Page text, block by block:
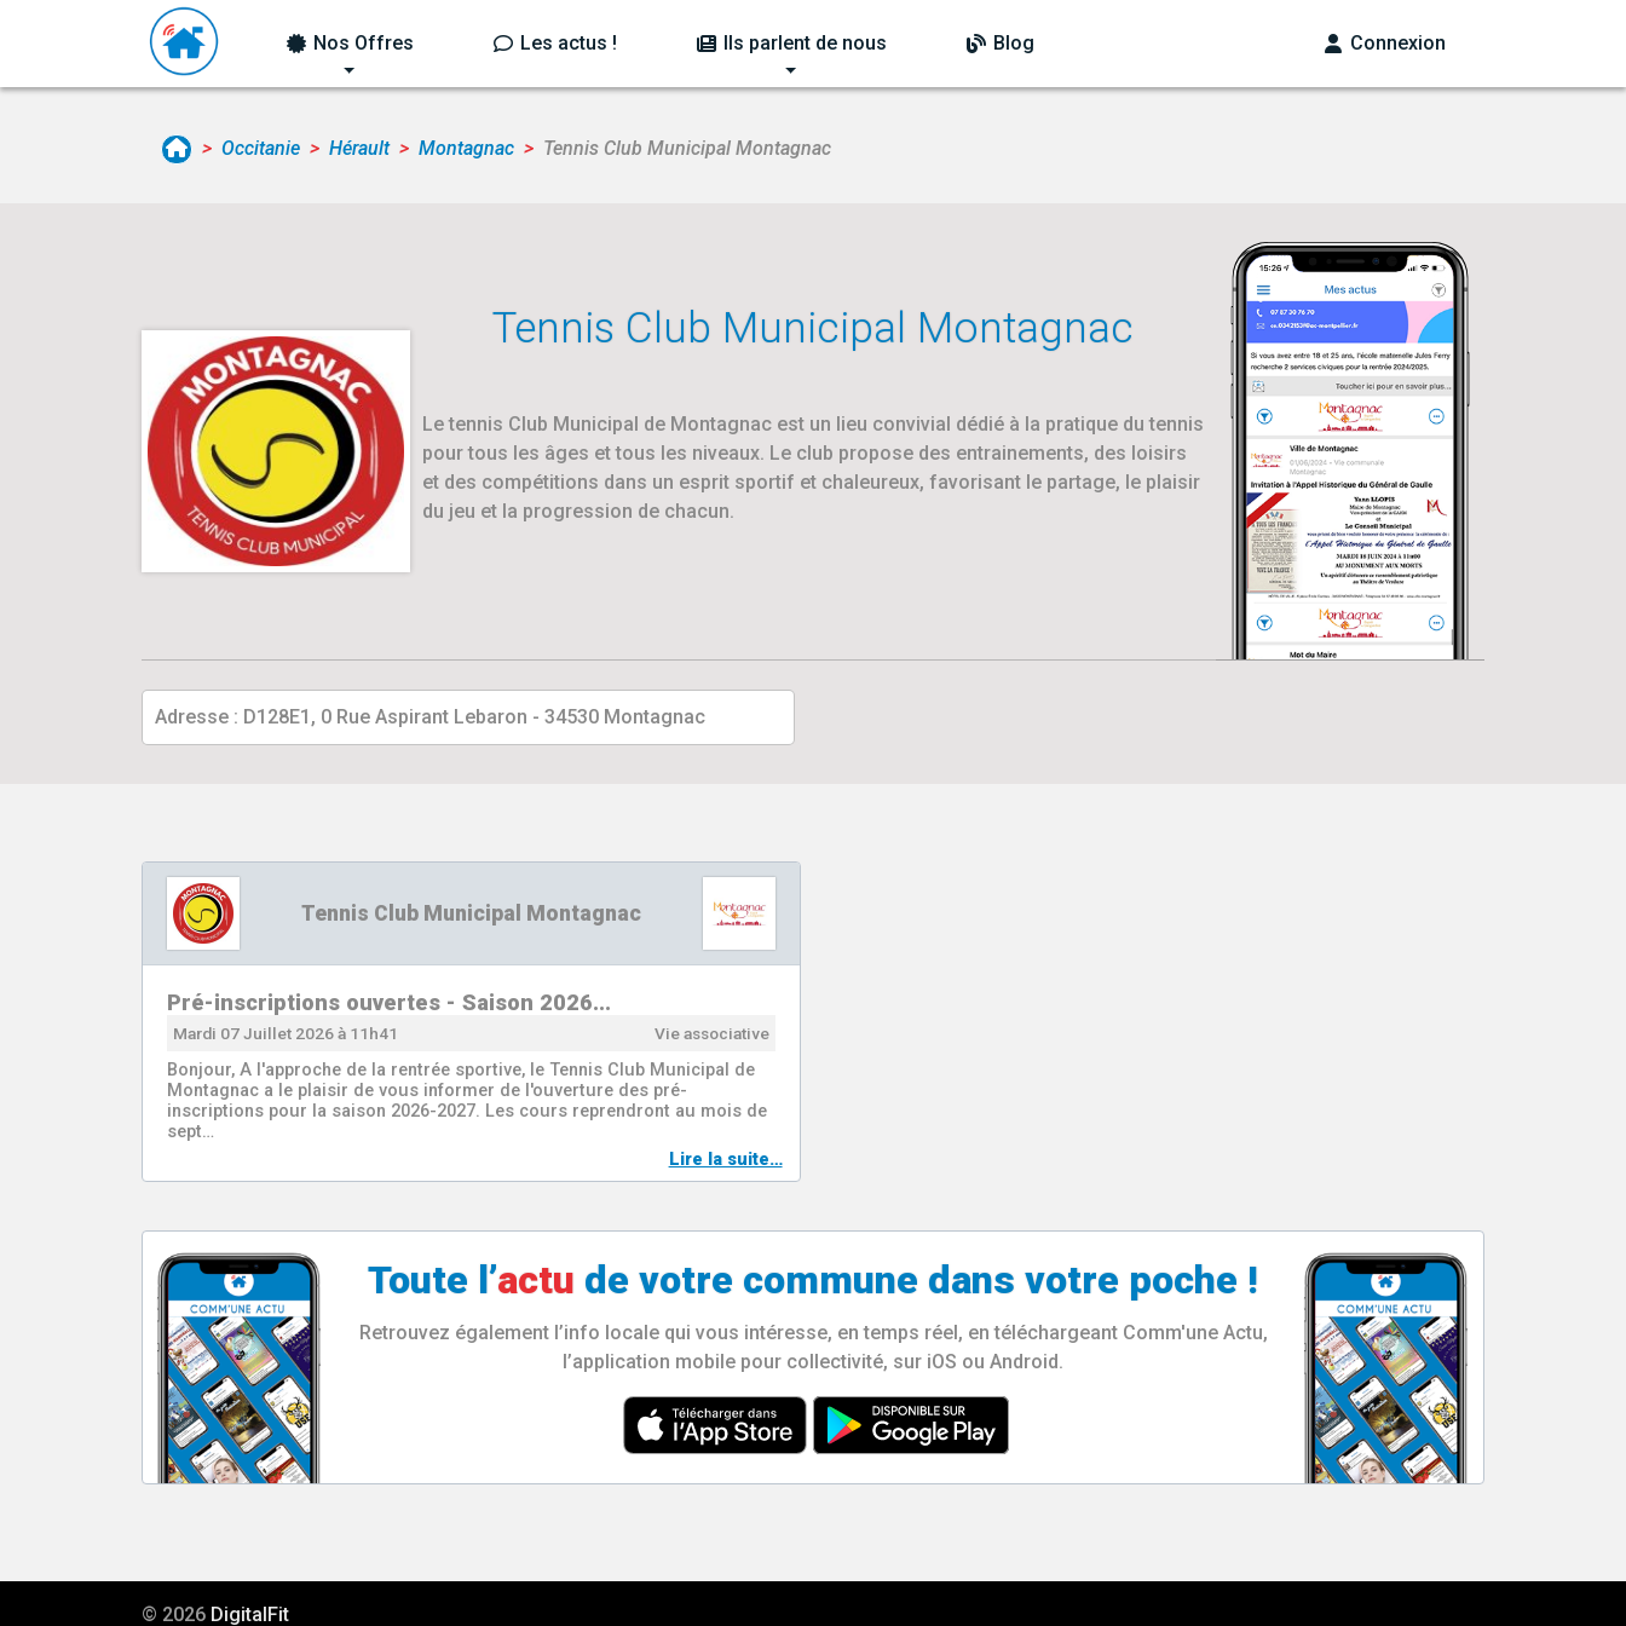
Nos Offres Les actus ! Ils parlent de nous Blog Connexion
Occitanie Hérault Montagnac Tennis Club Municipal Montagnac
Tennis Club Municipal Montagnac
Le tennis Club Municipal de Montagnac est un lieu convivial dédié à la pratique du tennis
pour tous les âges et tous les niveaux. Le club propose des entrainements, des loisirs
et des compétitions dans un esprit sportif et chaleureux, favorisant le partage, le plaisir
du jeu et la progression de chacun.
Adresse : D128E1, 0 Rue Aspirant Lebaron - 34530 Montagnac
Tennis Club Municipal Montagnac
Pré-inscriptions ouvertes - Saison 2026…
Mardi 07 Juillet 2026 à 11h41 Vie associative
Bonjour, A l'approche de la rentrée sportive, le Tennis Club Municipal de
Montagnac a le plaisir de vous informer de l'ouverture des pré-
inscriptions pour la saison 2026-2027. Les cours reprendront au mois de
sept…
Lire la suite…
Toute l’actu de votre commune dans votre poche !
Retrouvez également l’info locale qui vous intéresse, en temps réel, en téléchargeant Comm'une Actu,
l’application mobile pour collectivité, sur iOS ou Android.
© 2026 DigitalFit